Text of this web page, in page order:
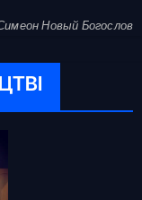
Новый Богослов